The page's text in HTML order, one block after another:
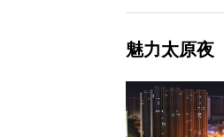
魅力太原夜